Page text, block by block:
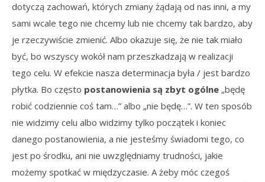
dotyczą zachowań, których zmiany żądają od nas inni, a my
sami wcale tego nie chcemy lub nie chcemy tak bardzo, aby
je rzeczywiście zmienić. Albo okazuje się, że nie tak miało
być, bo wszyscy wokół nam przeszkadzają w realizacji
tego celu. W efekcie nasza determinacja była / jest bardzo
płytka. Bo często postanowienia są zbyt ogólne „będę
robić codziennie coś tam…” albo „nie będę…”. W ten sposób
nie widzimy celu albo widzimy tylko początek i koniec
danego postanowienia, a nie jesteśmy świadomi tego, co
jest po środku, ani nie uwzględniamy trudności, jakie
możemy spotkać w międzyczasie. A żeby móc czegoś